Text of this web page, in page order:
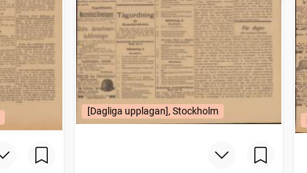
[Dagliga upplagan], Stockholm